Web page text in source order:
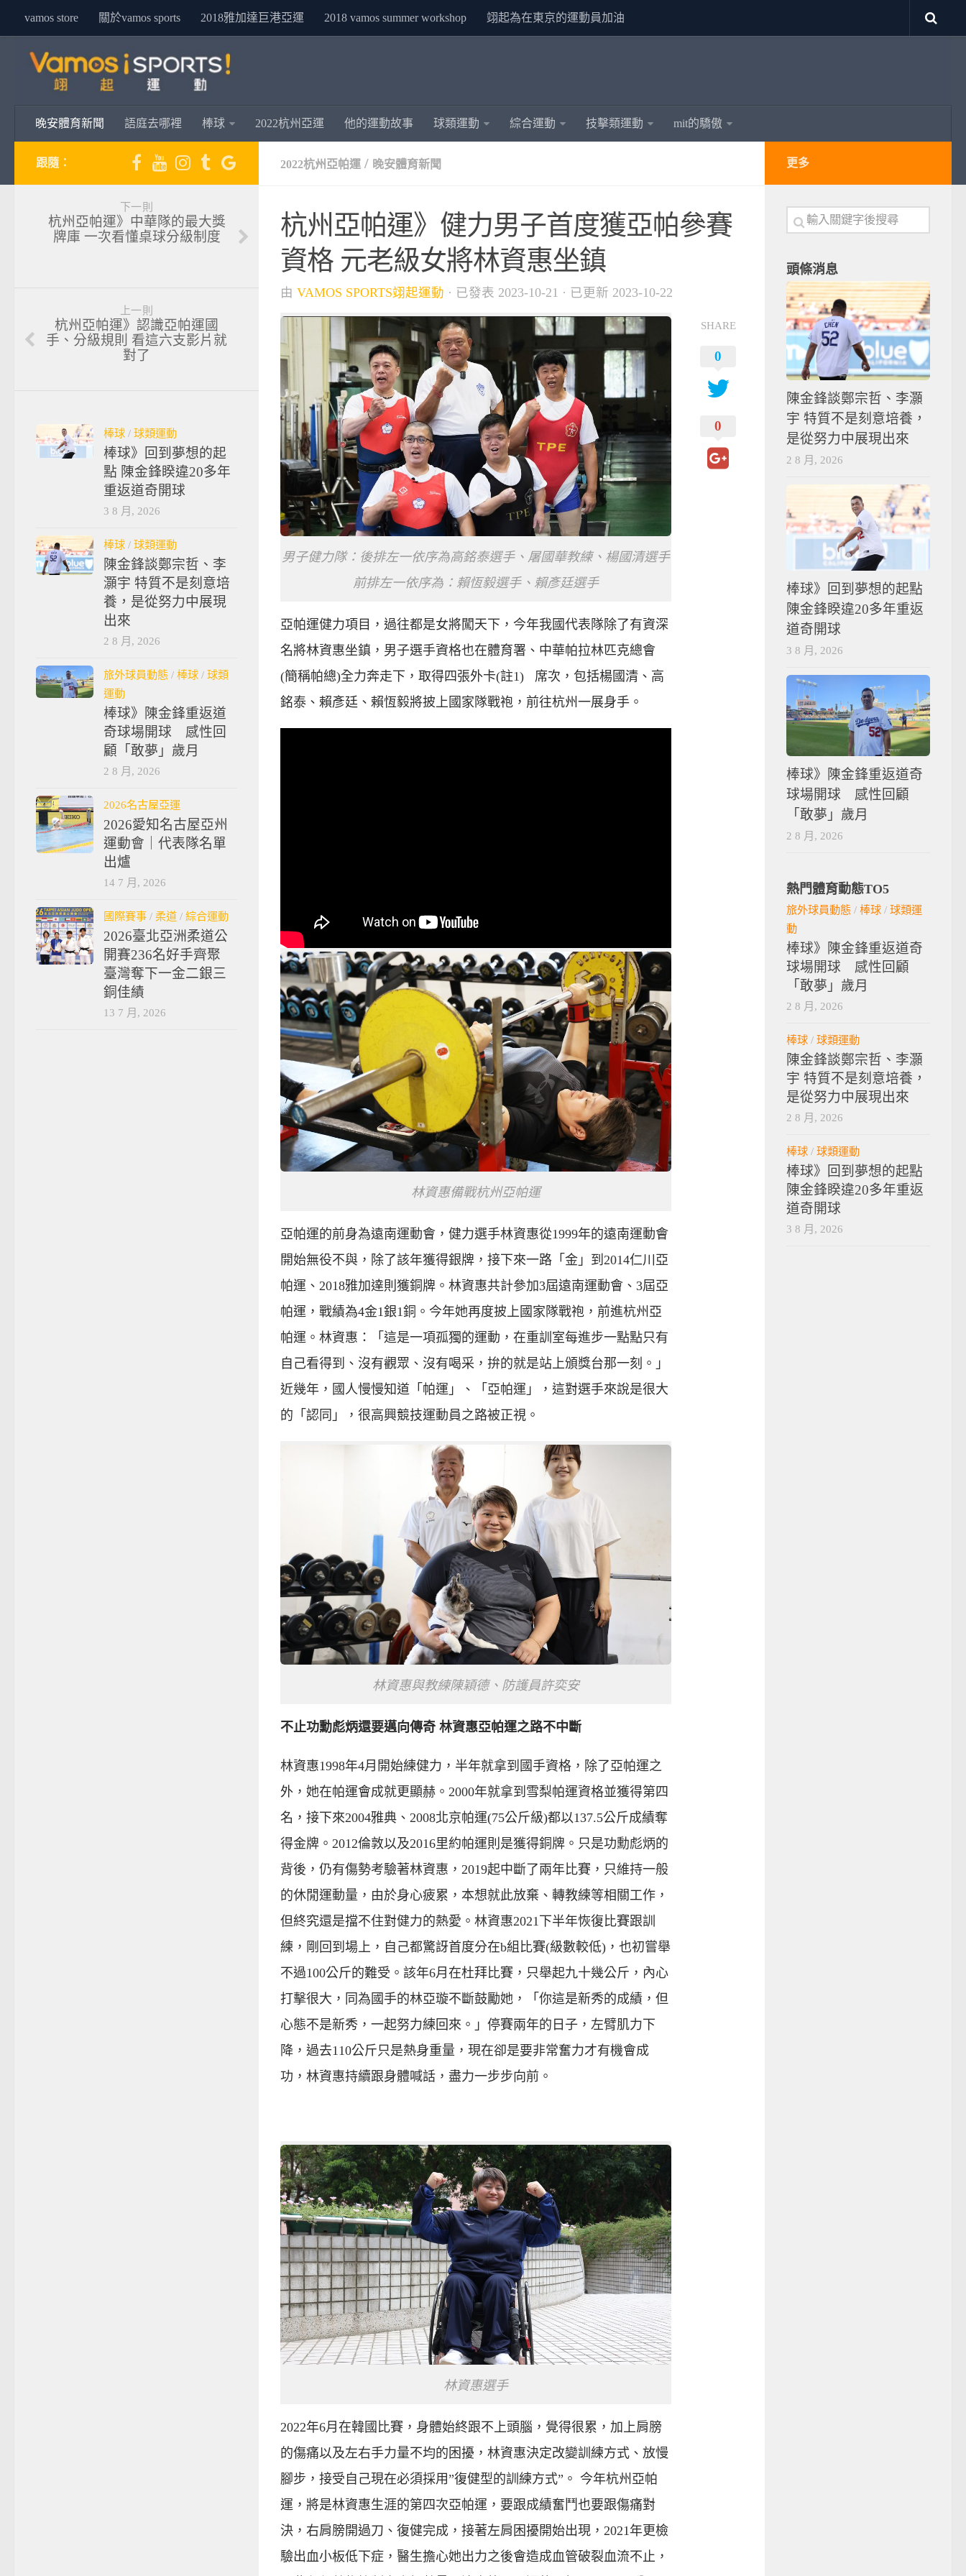
vamos store 關於vamos sports 2018雅加達巨港亞運 2018 vamos summer workshop 翊起為在東京的運動員加油
晚安體育新聞 語庭去哪裡 棒球 2022杭州亞運 他的運動故事 球類運動 綜合運動 技擊類運動 mit的驕傲
2022杭州亞帕運 / 晚安體育新聞
杭州亞帕運》健力男子首度獲亞帕參賽
資格 元老級女將林資惠坐鎮
由 VAMOS SPORTS翊起運動 · 已發表 2023-10-21 · 已更新 2023-10-22
男子健力隊：後排左一依序為高銘泰選手、屠國華教練、楊國清選手
前排左一依序為：賴恆毅選手、賴彥廷選手
亞帕運健力項目，過往都是女將闖天下，今年我國代表隊除了有資深
名將林資惠坐鎮，男子選手資格也在體育署、中華帕拉林匹克總會
(簡稱帕總)全力奔走下，取得四張外卡(註1) 席次，包括楊國清、高
銘泰、賴彥廷、賴恆毅將披上國家隊戰袍，前往杭州一展身手。
林資惠備戰杭州亞帕運
亞帕運的前身為遠南運動會，健力選手林資惠從1999年的遠南運動會
開始無役不與，除了該年獲得銀牌，接下來一路「金」到2014仁川亞
帕運、2018雅加達則獲銅牌。林資惠共計參加3屆遠南運動會、3屆亞
帕運，戰績為4金1銀1銅。今年她再度披上國家隊戰袍，前進杭州亞
帕運。林資惠：「這是一項孤獨的運動，在重訓室每進步一點點只有
自己看得到、沒有觀眾、沒有喝采，拚的就是站上頒獎台那一刻。」
近幾年，國人慢慢知道「帕運」、「亞帕運」，這對選手來說是很大
的「認同」，很高興競技運動員之路被正視。
林資惠與教練陳穎德、防護員許奕安
不止功勳彪炳還要邁向傳奇 林資惠亞帕運之路不中斷
林資惠1998年4月開始練健力，半年就拿到國手資格，除了亞帕運之
外，她在帕運會成就更顯赫。2000年就拿到雪梨帕運資格並獲得第四
名，接下來2004雅典、2008北京帕運(75公斤級)都以137.5公斤成績奪
得金牌。2012倫敦以及2016里約帕運則是獲得銅牌。只是功勳彪炳的
背後，仍有傷勢考驗著林資惠，2019起中斷了兩年比賽，只維持一般
的休閒運動量，由於身心疲累，本想就此放棄、轉教練等相關工作，
但終究還是擋不住對健力的熱愛。林資惠2021下半年恢復比賽跟訓
練，剛回到場上，自己都驚訝首度分在b組比賽(級數較低)，也初嘗舉
不過100公斤的難受。該年6月在杜拜比賽，只舉起九十幾公斤，內心
打擊很大，同為國手的林亞璇不斷鼓勵她，「你這是新秀的成績，但
心態不是新秀，一起努力練回來。」停賽兩年的日子，左臂肌力下
降，過去110公斤只是熱身重量，現在卻是要非常奮力才有機會成
功，林資惠持續跟身體喊話，盡力一步步向前。
林資惠選手
2022年6月在韓國比賽，身體始終跟不上頭腦，覺得很累，加上肩膀
的傷痛以及左右手力量不均的困擾，林資惠決定改變訓練方式、放慢
腳步，接受自己現在必須採用”復健型的訓練方式”。 今年杭州亞帕
運，將是林資惠生涯的第四次亞帕運，要跟成績奮鬥也要跟傷痛對
決，右肩膀開過刀、復健完成，接著左肩困擾開始出現，2021年更檢
驗出血小板低下症，醫生擔心她出力之後會造成血管破裂血流不止，
SHARE
0
0
跟隨：
下一則
杭州亞帕運》中華隊的最大獎
牌庫 一次看懂桌球分級制度
上一則
杭州亞帕運》認識亞帕運國
手、分級規則 看這六支影片就
對了
棒球 / 球類運動
棒球》回到夢想的起
點 陳金鋒睽違20多年
重返道奇開球
3 8 月, 2026
棒球 / 球類運動
陳金鋒談鄭宗哲、李
灝宇 特質不是刻意培
養，是從努力中展現
出來
2 8 月, 2026
旅外球員動態 / 棒球 / 球類
運動
棒球》陳金鋒重返道
奇球場開球 感性回
顧「敢夢」歲月
2 8 月, 2026
2026名古屋亞運
2026愛知名古屋亞州
運動會｜代表隊名單
出爐
14 7 月, 2026
國際賽事 / 柔道 / 綜合運動
2026臺北亞洲柔道公
開賽236名好手齊聚
臺灣奪下一金二銀三
銅佳績
13 7 月, 2026
更多
頭條消息
陳金鋒談鄭宗哲、李灝
宇 特質不是刻意培養，
是從努力中展現出來
2 8 月, 2026
棒球》回到夢想的起點
陳金鋒睽違20多年重返
道奇開球
3 8 月, 2026
棒球》陳金鋒重返道奇
球場開球 感性回顧
「敢夢」歲月
2 8 月, 2026
熱門體育動態TO5
旅外球員動態 / 棒球 / 球類運
動
棒球》陳金鋒重返道奇
球場開球 感性回顧
「敢夢」歲月
2 8 月, 2026
棒球 / 球類運動
陳金鋒談鄭宗哲、李灝
宇 特質不是刻意培養，
是從努力中展現出來
2 8 月, 2026
棒球 / 球類運動
棒球》回到夢想的起點
陳金鋒睽違20多年重返
道奇開球
3 8 月, 2026